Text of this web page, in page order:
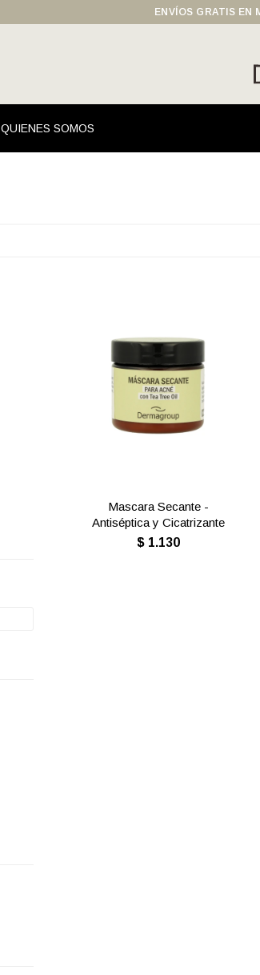
QUIENES SOMOS
ENVÍOS GRATIS EN
Mascara Secante -
Antiséptica y Cicatrizante
$ 1.130